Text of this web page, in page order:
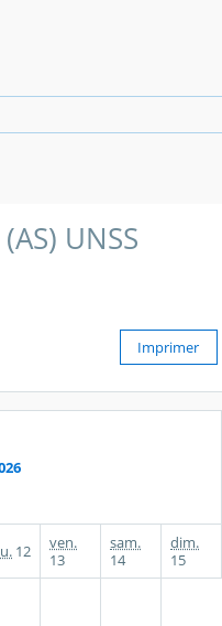
UNSS
Imprimer
12
ven.
13
sam.
14
dim.
15